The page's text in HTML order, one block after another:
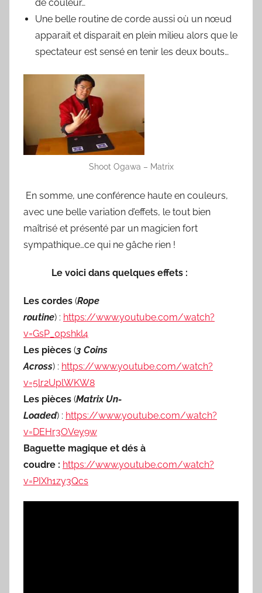
de couleur…
Une belle routine de corde aussi où un nœud
apparait et disparait en plein milieu alors que le
spectateur est sensé en tenir les deux bouts…
Shoot Ogawa – Matrix
En somme, une conférence haute en couleurs,
avec une belle variation d’effets, le tout bien
maîtrisé et présenté par un magicien fort
sympathique…ce qui ne gâche rien !
Le voici dans quelques effets :
Les cordes (Rope
routine) : https://www.youtube.com/watch?
v=GsP_0pshkl4
Les pièces (3 Coins
Across) : https://www.youtube.com/watch?
v=5lr2UplWKW8
Les pièces (Matrix Un-
Loaded) : https://www.youtube.com/watch?
v=DEHr3OVey9w
Baguette magique et dés à
coudre : https://www.youtube.com/watch?
v=PIXh1zy3Qcs